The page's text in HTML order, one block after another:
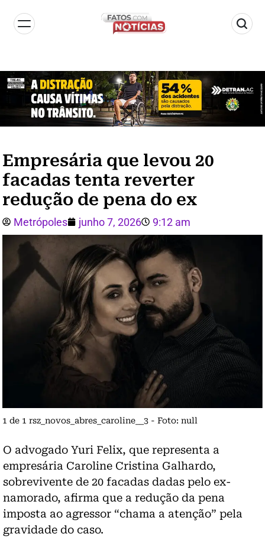
Empresária que levou 20
facadas tenta reverter
redução de pena do ex
Metrópoles junho 7, 2026 9:12 am
1 de 1 rsz_novos_abres_caroline__3 - Foto: null
O advogado Yuri Felix, que representa a
empresária Caroline Cristina Galhardo,
sobrevivente de 20 facadas dadas pelo ex-
namorado, afirma que a redução da pena
imposta ao agressor “chama a atenção” pela
gravidade do caso.